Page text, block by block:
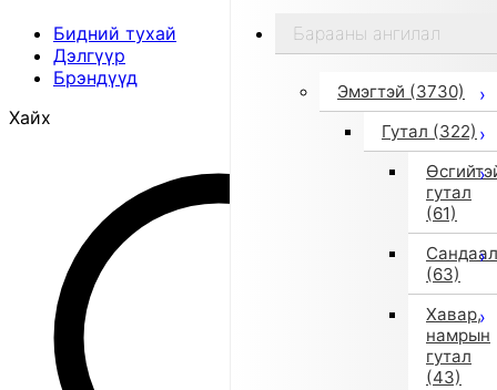
Бидний тухай
Дэлгүүр
Брэндүүд
Хайх
Барааны ангилал
Эмэгтэй (3730)
Гутал (322)
гутал
(61)
Сандаал
(63)
Хавар,
намрын
гутал
(43)